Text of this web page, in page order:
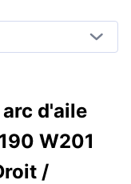
d'aile
W201
/